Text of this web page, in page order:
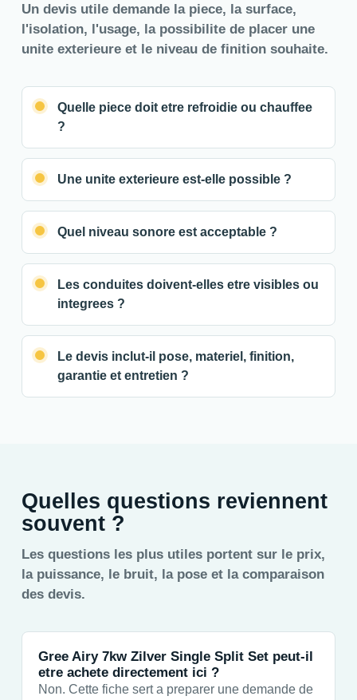
Un devis utile demande la piece, la surface,
l'isolation, l'usage, la possibilite de placer une
unite exterieure et le niveau de finition souhaite.
Quelle piece doit etre refroidie ou chauffee
?
Une unite exterieure est-elle possible ?
Quel niveau sonore est acceptable ?
Les conduites doivent-elles etre visibles ou
integrees ?
Le devis inclut-il pose, materiel, finition,
garantie et entretien ?
Quelles questions reviennent
souvent ?
Les questions les plus utiles portent sur le prix,
la puissance, le bruit, la pose et la comparaison
des devis.
Gree Airy 7kw Zilver Single Split Set peut-il
etre achete directement ici ?
Non. Cette fiche sert a preparer une demande de